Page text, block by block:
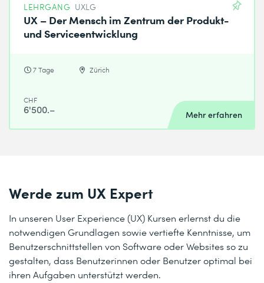
LEHRGANG UXLG
UX – Der Mensch im Zentrum der Produkt-
und Serviceentwicklung
7 Tage Zürich
CHF
6'500.– Mehr erfahren
Werde zum UX Expert
In unseren User Experience (UX) Kursen erlernst du die
notwendigen Grundlagen sowie vertiefte Kenntnisse, um
Benutzerschnittstellen von Software oder Websites so zu
gestalten, dass Benutzerinnen oder Benutzer optimal bei
ihren Aufgaben unterstützt werden.